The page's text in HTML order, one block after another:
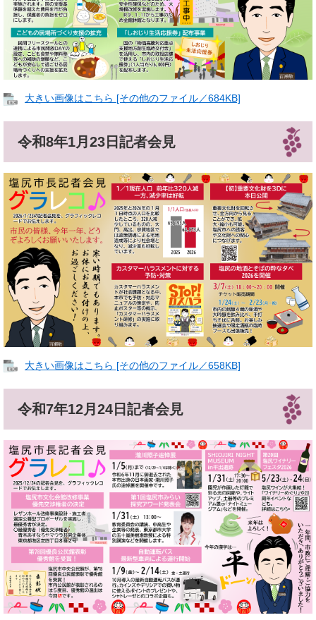
大きい画像はこちら [その他のファイル／684KB]
令和8年1月23日記者会見
大きい画像はこちら [その他のファイル／658KB]
令和7年12月24日記者会見